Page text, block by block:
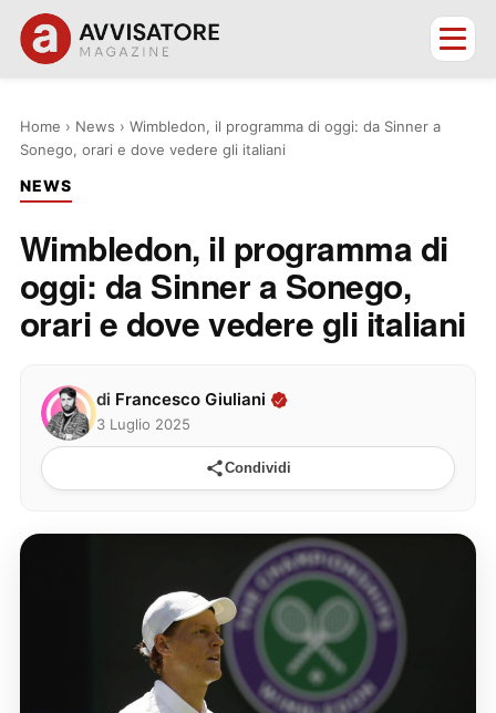
Home › News › Wimbledon, il programma di oggi: da Sinner a
Sonego, orari e dove vedere gli italiani
NEWS
Wimbledon, il programma di
oggi: da Sinner a Sonego,
orari e dove vedere gli italiani
di Francesco Giuliani
3 Luglio 2025
Condividi